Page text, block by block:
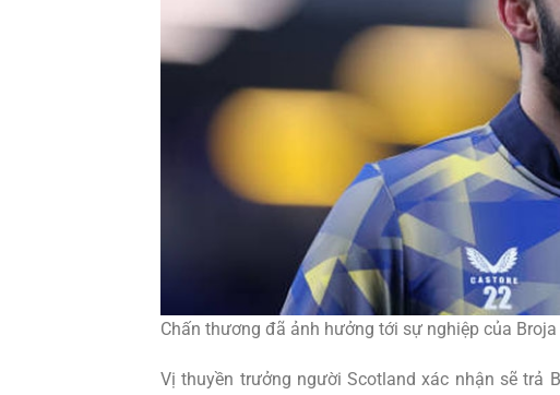
Chấn thương đã ảnh hưởng tới sự nghiệp của
Vị thuyền trưởng người Scotland xác nhận sẽ trả